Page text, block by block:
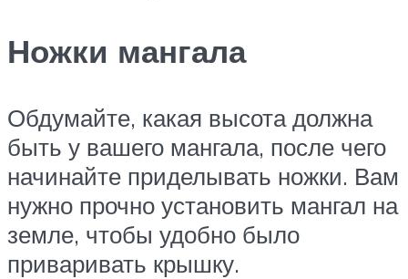
Ножки мангала
Обдумайте, какая высота должна
быть у вашего мангала, после чего
начинайте приделывать ножки. Вам
нужно прочно установить мангал на
земле, чтобы удобно было
приваривать крышку.